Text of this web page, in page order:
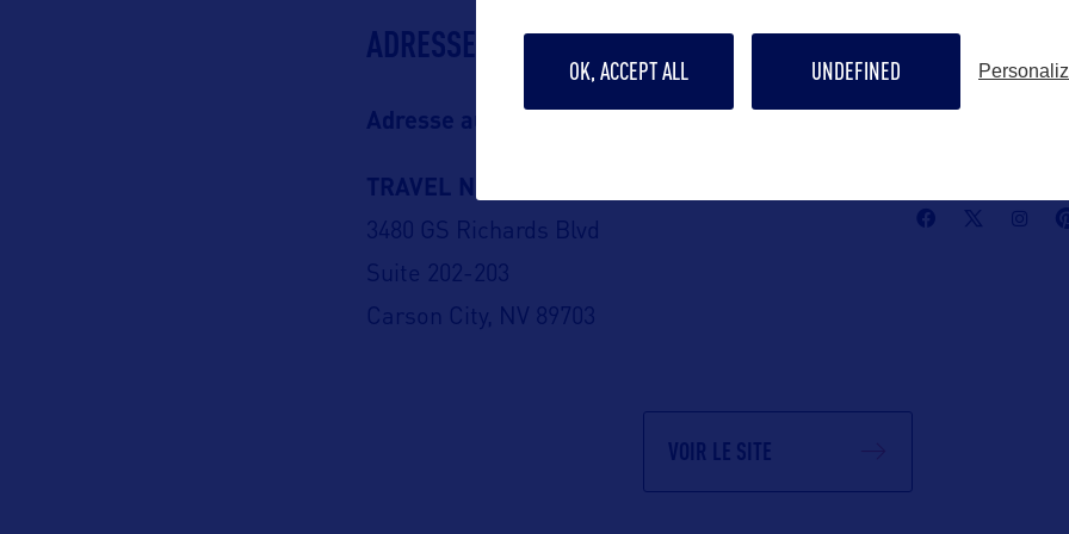
ADRESSES
Adresse aux USA :
TRAVEL NEVADA
3480 GS Richards Blvd
Suite 202-203
Carson City, NV 89703
Contact presse
VOIR LE SITE
OK, ACCEPT ALL UNDEFINED